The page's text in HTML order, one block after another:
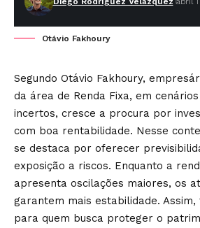
Otávio Fakhoury
Segundo Otávio Fakhoury,
da área de Renda Fixa, em
incertos, cresce a procura por
com boa rentabilidade. Nesse
se destaca por oferecer
exposição a riscos. Enquanto a
apresenta oscilações maiores, os
garantem mais estabilidade.
para quem busca proteger o